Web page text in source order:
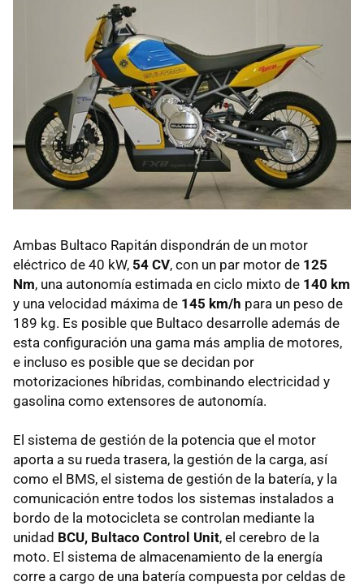
Ambas Bultaco Rapitán dispondrán de un motor
eléctrico de 40 kW, 54 CV, con un par motor de 125
Nm, una autonomía estimada en ciclo mixto de 140 km
y una velocidad máxima de 145 km/h para un peso de
189 kg. Es posible que Bultaco desarrolle además de
esta configuración una gama más amplia de motores,
e incluso es posible que se decidan por
motorizaciones híbridas, combinando electricidad y
gasolina como extensores de autonomía.
El sistema de gestión de la potencia que el motor
aporta a su rueda trasera, la gestión de la carga, así
como el BMS, el sistema de gestión de la batería, y la
comunicación entre todos los sistemas instalados a
bordo de la motocicleta se controlan mediante la
unidad BCU, Bultaco Control Unit, el cerebro de la
moto. El sistema de almacenamiento de la energía
corre a cargo de una batería compuesta por celdas de